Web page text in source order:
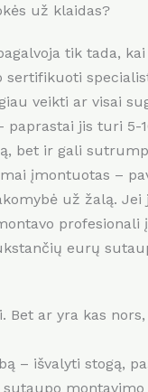
už klaidas?
tik tada,
veikti ar visai
paprastai jis turi
bet ir gali
įmontuotas –
už žalą.
eurų
Bet ar yra kas
– išvalyti stogą,